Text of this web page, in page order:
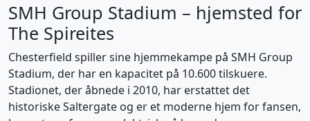
SMH Group Stadium – hjemsted for
The Spireites
Chesterfield spiller sine hjemmekampe på SMH Group
Stadium, der har en kapacitet på 10.600 tilskuere.
Stadionet, der åbnede i 2010, har erstattet det
historiske Saltergate og er et moderne hjem for fansen,